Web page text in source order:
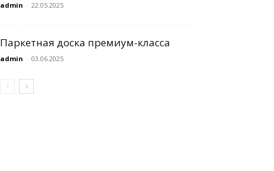
admin - 22.05.2025
Паркетная доска премиум-класса
admin - 03.06.2025